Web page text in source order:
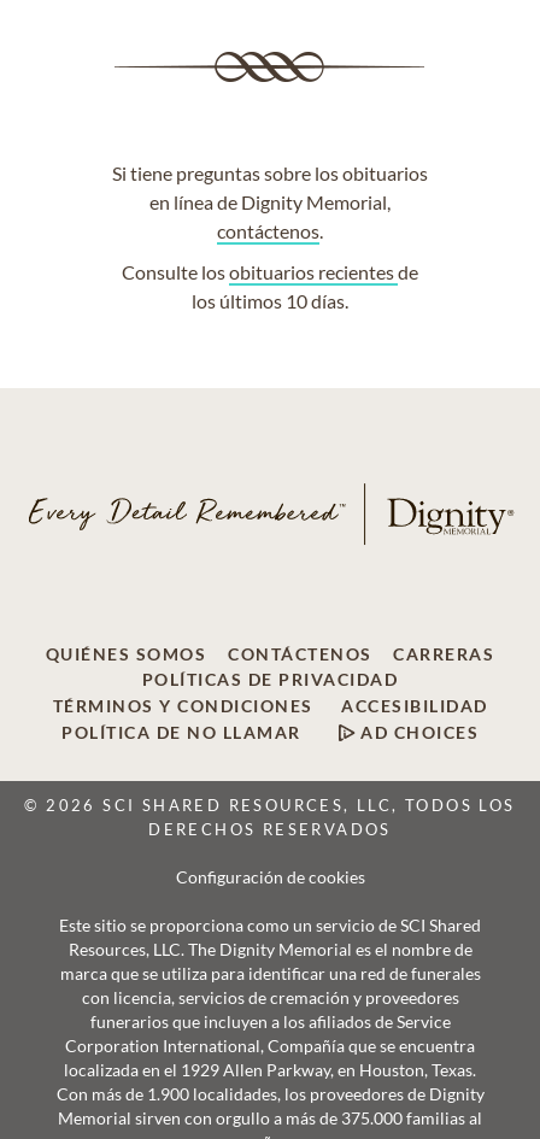
Si tiene preguntas sobre los obituarios
en línea de Dignity Memorial,
contáctenos.
Consulte losobituarios recientesde
los últimos 10 días.
QUIÉNES SOMOS CONTÁCTENOS
CARRERAS
POLÍTICAS DE PRIVACIDAD
TÉRMINOS Y CONDICIONES
ACCESIBILIDAD
POLÍTICA DE NO LLAMAR
AD CHOICES
© 2026 SCI SHARED RESOURCES, LLC, TODOS LOS
DERECHOS RESERVADOS
Configuración de cookies
Este sitio se proporciona como un servicio de SCI Shared
Resources, LLC. The Dignity Memorial es el nombre de
marca que se utiliza para identificar una red de funerales
con licencia, servicios de cremación y proveedores
funerarios que incluyen a los afiliados de Service
Corporation International, Compañía que se encuentra
localizada en el 1929 Allen Parkway, en Houston, Texas.
Con más de 1.900 localidades, los proveedores de Dignity
Memorial sirven con orgullo a más de 375.000 familias al